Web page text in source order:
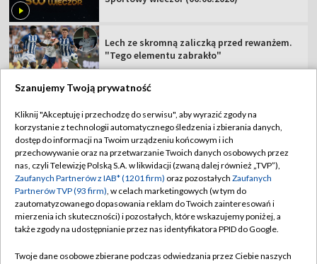
Lech ze skromną zaliczką przed rewanżem.
"Tego elementu zabrakło"
TVP
Abonament TVP
Sklep TVP
Biuro Reklamy
Oferta Handlowa
Regulamin TVP
Polityka prywatności
Moje zgody
Biuro reklamy
Szanujemy Twoją prywatność
Kliknij "Akceptuję i przechodzę do serwisu", aby wyrazić zgody na
korzystanie z technologii automatycznego śledzenia i zbierania danych,
dostęp do informacji na Twoim urządzeniu końcowym i ich
przechowywanie oraz na przetwarzanie Twoich danych osobowych przez
nas, czyli Telewizję Polską S.A. w likwidacji (zwaną dalej również „TVP”),
Zaufanych Partnerów z IAB* (1201 firm) oraz pozostałych Zaufanych
Partnerów TVP (93 firm), w celach marketingowych (w tym do
zautomatyzowanego dopasowania reklam do Twoich zainteresowań i
mierzenia ich skuteczności) i pozostałych, które wskazujemy poniżej, a
także zgody na udostępnianie przez nas identyfikatora PPID do Google.
Twoje dane osobowe zbierane podczas odwiedzania przez Ciebie naszych